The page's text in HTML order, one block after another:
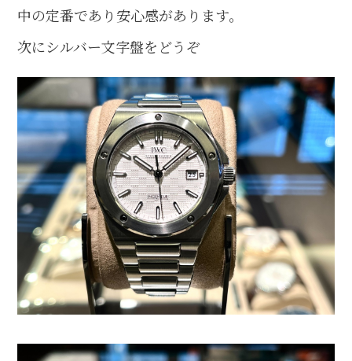
中の定番であり安心感があります。
次にシルバー文字盤をどうぞ